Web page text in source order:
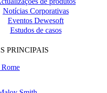
Notícias Corporativas
Eventos Dewesoft
Estudos de casos
PRINCIPAIS